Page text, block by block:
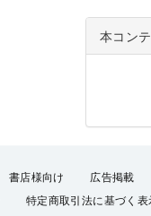
本コン
書店様向け 広告掲載
特定商取引法に基づく表